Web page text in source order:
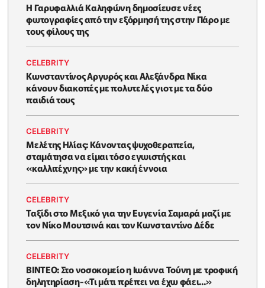
Η Γαρυφαλλιά Καληφώνη δημοσίευσε νέες
φωτογραφίες από την εξόρμησή της στην Πάρο με
τους φίλους της
CELEBRITY
Κωνσταντίνος Αργυρός και Αλεξάνδρα Νίκα
κάνουν διακοπές με πολυτελές γιοτ με τα δύο
παιδιά τους
CELEBRITY
Μελέτης Ηλίας: Κάνοντας ψυχοθεραπεία,
σταμάτησα να είμαι τόσο εγωιστής και
«καλλιτέχνης» με την κακή έννοια
CELEBRITY
Ταξίδι στο Μεξικό για την Ευγενία Σαμαρά μαζί με
τον Νίκο Μουτσινά και τον Κωνσταντίνο Δέδε
CELEBRITY
ΒΙΝΤΕΟ: Στο νοσοκομείο η Ιωάννα Τούνη με τροφική
δηλητηρίαση-«Τι μάτι πρέπει να έχω φάει...»